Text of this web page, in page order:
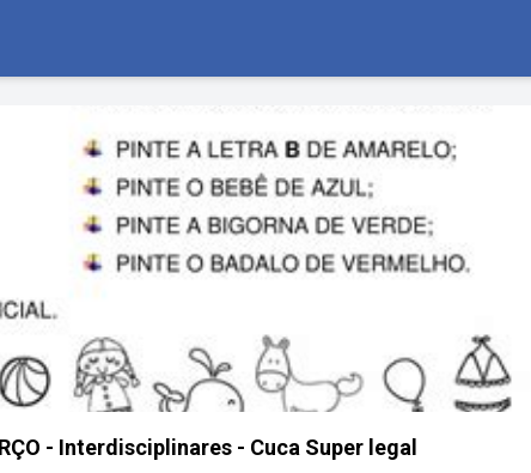
- Interdisciplinares - Cuca Super legal